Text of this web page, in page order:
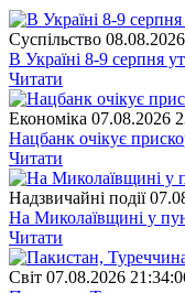
Суспiльство
В Україні 8-9 серпня
Читати
Економіка 07.08.2026
Нацбанк очікує
Читати
Надзвичайні події
На Миколаївщині у
Читати
Свiт 07.08.2026